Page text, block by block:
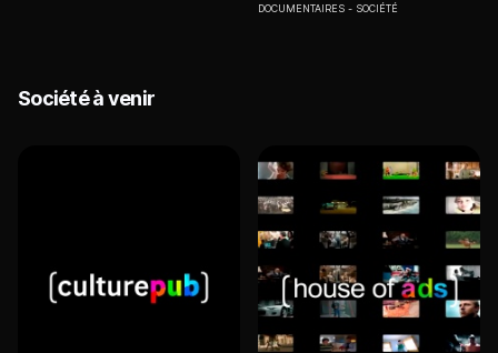
DOCUMENTAIRES SOCIÉTÉ
Société à venir